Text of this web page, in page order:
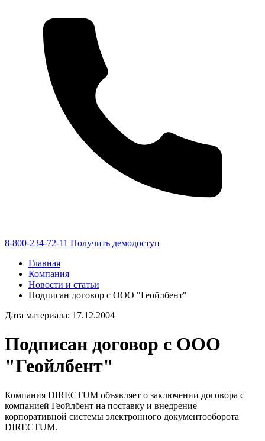
8-800-234-72-11 Получить демодоступ
Главная
Компания
Новости и статьи
Подписан договор с ООО "Геойлбент"
Дата материала: 17.12.2004
Подписан договор с ООО
"Геойлбент"
Компания DIRECTUM объявляет о заключении договора с
компанией Геойлбент на поставку и внедрение
корпоративной системы электронного документооборота
DIRECTUM.